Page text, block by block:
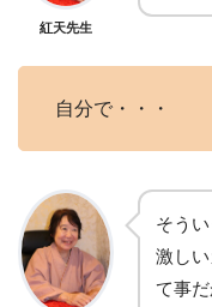
紅天先生
自分で・・・
そう
激し
て事だ